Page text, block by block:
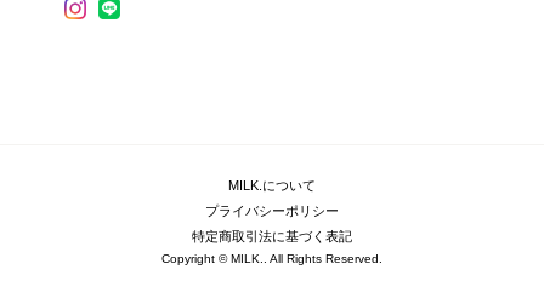
MILK.について
プライバシーポリシー
特定商取引法に基づく表記
Copyright © MILK.. All Rights Reserved.